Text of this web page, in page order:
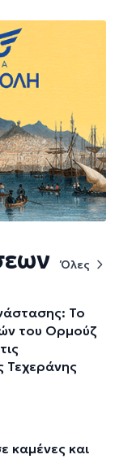
Όλες
Το
του Ορμούζ
Τεχεράνης
καμένες και